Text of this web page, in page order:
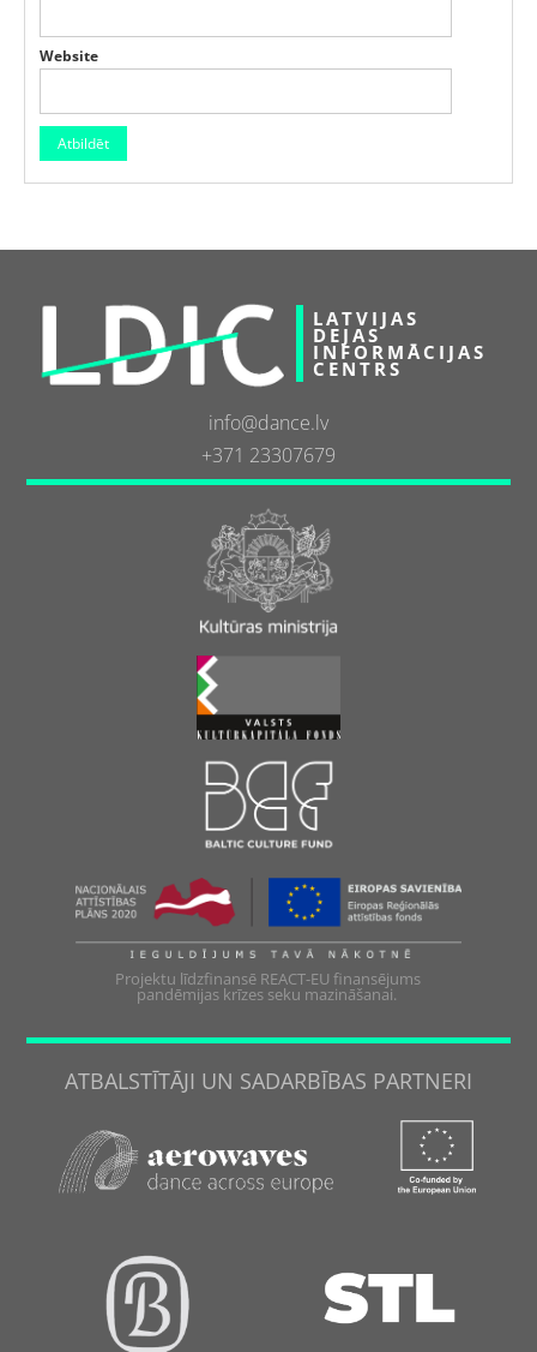
Website
LATVIJAS
DEJAS
INFORMĀCIJAS
CENTRS
info@dance.lv
+371 23307679
Projektu līdzfinansē REACT-EU finansējums
pandēmijas krīzes seku mazināšanai.
ATBALSTĪTĀJI UN SADARBĪBAS PARTNERI